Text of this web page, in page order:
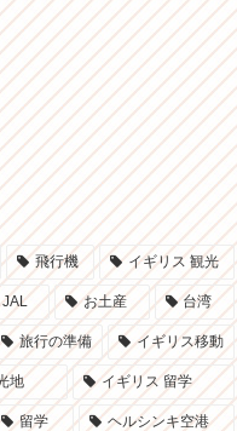
飛行機 イギリス 観光
JAL お土産 台湾
旅行の準備 イギリス移動
地 イギリス 留学
留学 ヘルシンキ空港